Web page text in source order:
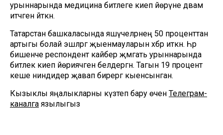
урыннарында медицина битлеге киеп йөрүне дәвам
итәчәген әйткән.
Татарстан башкаласында яшәүчеләрнең 50 проценттан
артыгы болай эшләргә җыенмауларын хәбәр иткән. Һәр
бишенче респондент кайбер җәмәгать урыннарында
битлек киеп йөриячәген белдергән. Тагын 19 процент
кеше ниндидер җавап бирергә кыенсынган.
Кызыклы яңалыкларны күзәтеп бару өчен Телеграм-
каналга язылыгыз